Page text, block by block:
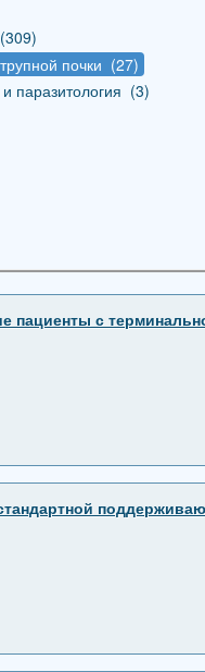
(309)
почки (27)
паразитология (3)
пациенты с